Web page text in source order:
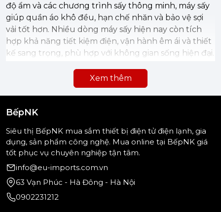
độ ẩm và các chương trình sấy thông minh, máy sấy
giúp quần áo khô đều, hạn chế nhăn và bảo vệ sợi
vải tốt hơn. Nhiều dòng máy sấy hiện nay còn tích
hợp khả năng tiết kiệm điện, vận hành êm ái và thiết
kế sang trọng, phù hợp với không gian sống hiện đại.
, danh mục máy sấy cung cấp các sản
phẩm chính hãng từ những thương hiệu nổi tiếng
như Bosch, Siemens, Miele với đa dạng công suất,
kiểu dáng và công nghệ. Đây là lựa chọn lý tưởng
giúp tối ưu việc giặt giũ, tiết kiệm thời gian và nâng
cao chất lượng cuộc sống cho gia đình.
Xem thêm
BếpNK
Siêu thị BếpNK mua sắm thiết bị điện tử điện lạnh, gia
dụng, sản phẩm công nghệ. Mua online tại BếpNK giá
tốt phục vụ chuyên nghiệp tận tâm.
info@eu-imports.com.vn
63 Vạn Phúc - Hà Đông - Hà Nội
0902231212